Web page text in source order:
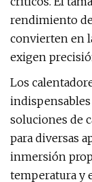
rendimiento
convierten en
exigen
Los
soluciones de
para diversas
inmersión
temperatura y